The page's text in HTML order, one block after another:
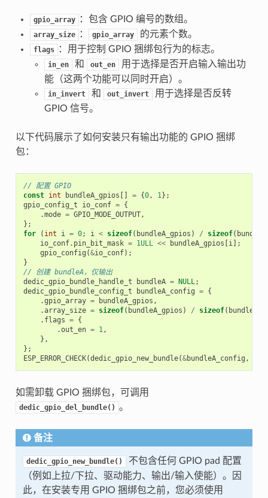
gpio_array ：包含 GPIO 编号的数组。
array_size ： gpio_array 的元素个数。
flags ：用于控制 GPIO 捆绑包行为的标志。
in_en 和 out_en
用于选择是否开启输入输出功
能（这两个功能可以同时开启）。
in_invert 和 out_invert
用于选择是否反转
GPIO 信号。
以下代码展示了如何安装只有输出功能的 GPIO 捆绑
包：
// 配置 GPIO
const int bundleA_gpios [] = {0, 1};
gpio_config_t
io_conf = {
.mode = GPIO_MODE_OUTPUT,
};
for
( int i = 0; i < sizeof( bundleA_gpios ) / sizeof(
io_conf. pin_bit_mask = 1ULL << bundleA_gpios [i];
gpio_config (&io_conf);
}
// 创建 bundleA，仅输出
dedic_gpio_bundle_handle_t
bundleA = NULL;
dedic_gpio_bundle_config_t
bundleA_config = {
.gpio_array = bundleA_gpios ,
.array_size = sizeof( bundleA_gpios ) / sizeof(
. flags = {
.out_en = 1,
},
};
ESP_ERROR_CHECK(dedic_gpio_new_bundle(&bundleA_config ,
如需卸载 GPIO 捆绑包，可调用
dedic_gpio_del_bundle() 。
备注
dedic_gpio_new_bundle()
不包含任何 GPIO pad 配置
（例如上拉/下拉、驱动能力、输出/输入使能）。因
此，在安装专用 GPIO 捆绑包之前，您必须使用